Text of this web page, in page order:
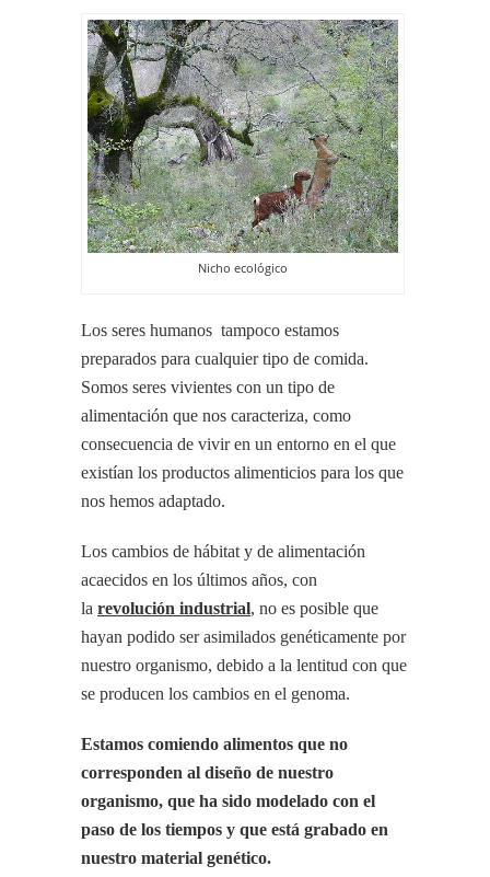
Nicho ecológico
Los seres humanos tampoco estamos
preparados para cualquier tipo de comida.
Somos seres vivientes con un tipo de
alimentación que nos caracteriza, como
consecuencia de vivir en un entorno en el que
existían los productos alimenticios para los que
nos hemos adaptado.
Los cambios de hábitat y de alimentación
acaecidos en los últimos años, con
la revolución industrial, no es posible que
hayan podido ser asimilados genéticamente por
nuestro organismo, debido a la lentitud con que
se producen los cambios en el genoma.
Estamos comiendo alimentos que no
corresponden al diseño de nuestro
organismo, que ha sido modelado con el
paso de los tiempos y que está grabado en
nuestro material genético.